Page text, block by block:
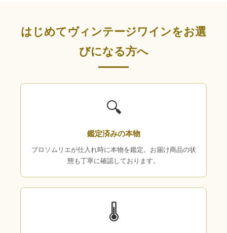
はじめてヴィンテージワインをお選
びになる方へ
🔍
鑑定済みの本物
プロソムリエが仕入れ時に本物を鑑定。お届け商品の状
態も丁寧に確認しております。
🌡